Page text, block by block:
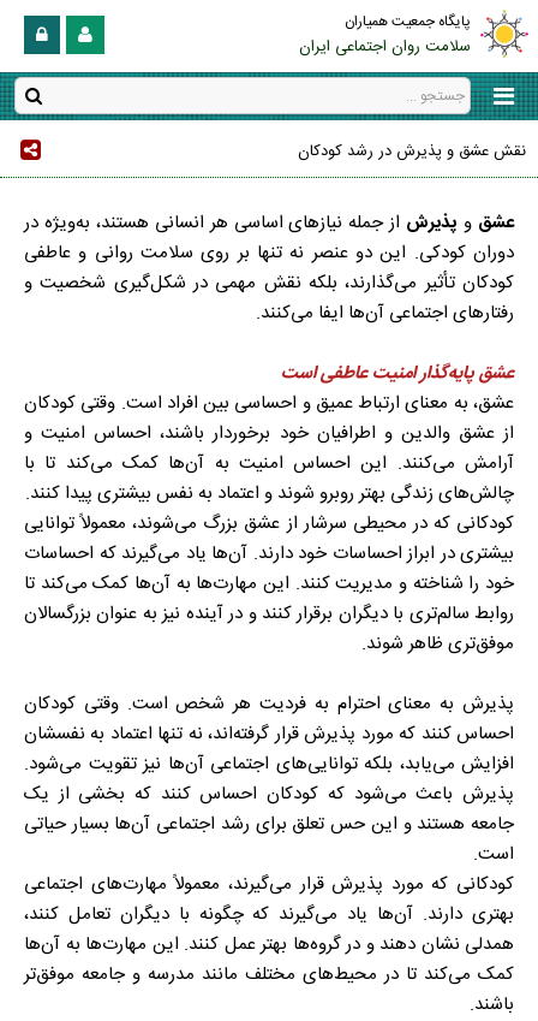
پایگاه جمعیت همیاران
سلامت روان اجتماعی ایران
نقش عشق و پذیرش در رشد کودکان
عشق و پذیرش از جمله نیازهای اساسی هر انسانی هستند، به‌ویژه در
دوران کودکی. این دو عنصر نه تنها بر روی سلامت روانی و عاطفی
کودکان تأثیر می‌گذارند، بلکه نقش مهمی در شکل‌گیری شخصیت و
رفتارهای اجتماعی آن‌ها ایفا می‌کنند.
عشق پایه‌گذار امنیت عاطفی است
عشق، به معنای ارتباط عمیق و احساسی بین افراد است. وقتی کودکان
از عشق والدین و اطرافیان خود برخوردار باشند، احساس امنیت و
آرامش می‌کنند. این احساس امنیت به آن‌ها کمک می‌کند تا با
چالش‌های زندگی بهتر روبرو شوند و اعتماد به نفس بیشتری پیدا کنند.
کودکانی که در محیطی سرشار از عشق بزرگ می‌شوند، معمولاً توانایی
بیشتری در ابراز احساسات خود دارند. آن‌ها یاد می‌گیرند که احساسات
خود را شناخته و مدیریت کنند. این مهارت‌ها به آن‌ها کمک می‌کند تا
روابط سالم‌تری با دیگران برقرار کنند و در آینده نیز به عنوان بزرگسالان
موفق‌تری ظاهر شوند.
پذیرش به معنای احترام به فردیت هر شخص است. وقتی کودکان
احساس کنند که مورد پذیرش قرار گرفته‌اند، نه تنها اعتماد به نفسشان
افزایش می‌یابد، بلکه توانایی‌های اجتماعی آن‌ها نیز تقویت می‌شود.
پذیرش باعث می‌شود که کودکان احساس کنند که بخشی از یک
جامعه هستند و این حس تعلق برای رشد اجتماعی آن‌ها بسیار حیاتی
است.
کودکانی که مورد پذیرش قرار می‌گیرند، معمولاً مهارت‌های اجتماعی
بهتری دارند. آن‌ها یاد می‌گیرند که چگونه با دیگران تعامل کنند،
همدلی نشان دهند و در گروه‌ها بهتر عمل کنند. این مهارت‌ها به آن‌ها
کمک می‌کند تا در محیط‌های مختلف مانند مدرسه و جامعه موفق‌تر
باشند.